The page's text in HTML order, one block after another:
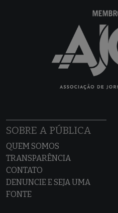
SOBRE A PÚBLICA
QUEM SOMOS
TRANSPARÊNCIA
CONTATO
DENUNCIE E SEJA UMA
FONTE